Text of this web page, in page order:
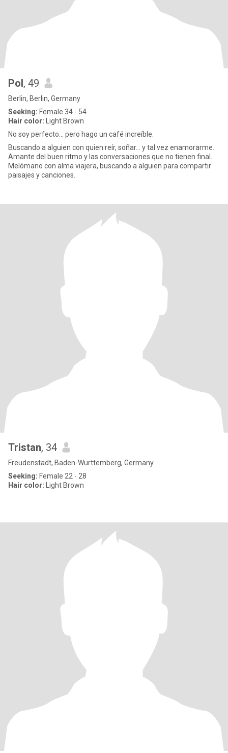
Pol, 49
Berlin, Berlin, Germany
Seeking: Female 34 - 54
Hair color: Light Brown
No soy perfecto… pero hago un café increíble.
Buscando a alguien con quien reír, soñar… y tal vez enamorarme.
Amante del buen ritmo y las conversaciones que no tienen final.
Melómano con alma viajera, buscando a alguien para compartir
paisajes y canciones.
Tristan, 34
Freudenstadt, Baden-Wurttemberg, Germany
Seeking: Female 22 - 28
Hair color: Light Brown